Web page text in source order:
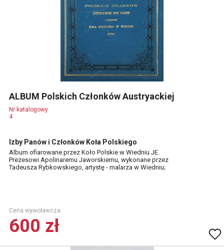
ALBUM Polskich Członków Austryackiej
Nr katalogowy
4
Izby Panów i Członków Koła Polskiego
Album ofiarowane przez Koło Polskie w Wiedniu JE.
Prezesowi Apolinaremu Jaworskiemu, wykonane przez
Tadeusza Rybkowskiego, artystę - malarza w Wiedniu;
Cena wywoławcza.
600 zł